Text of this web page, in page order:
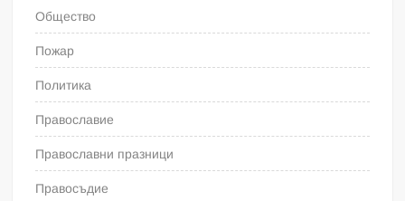
Общество
Пожар
Политика
Православие
Православни празници
Правосъдие